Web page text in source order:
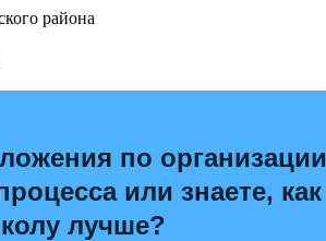
района
по организации
или знаете, как
лучше?